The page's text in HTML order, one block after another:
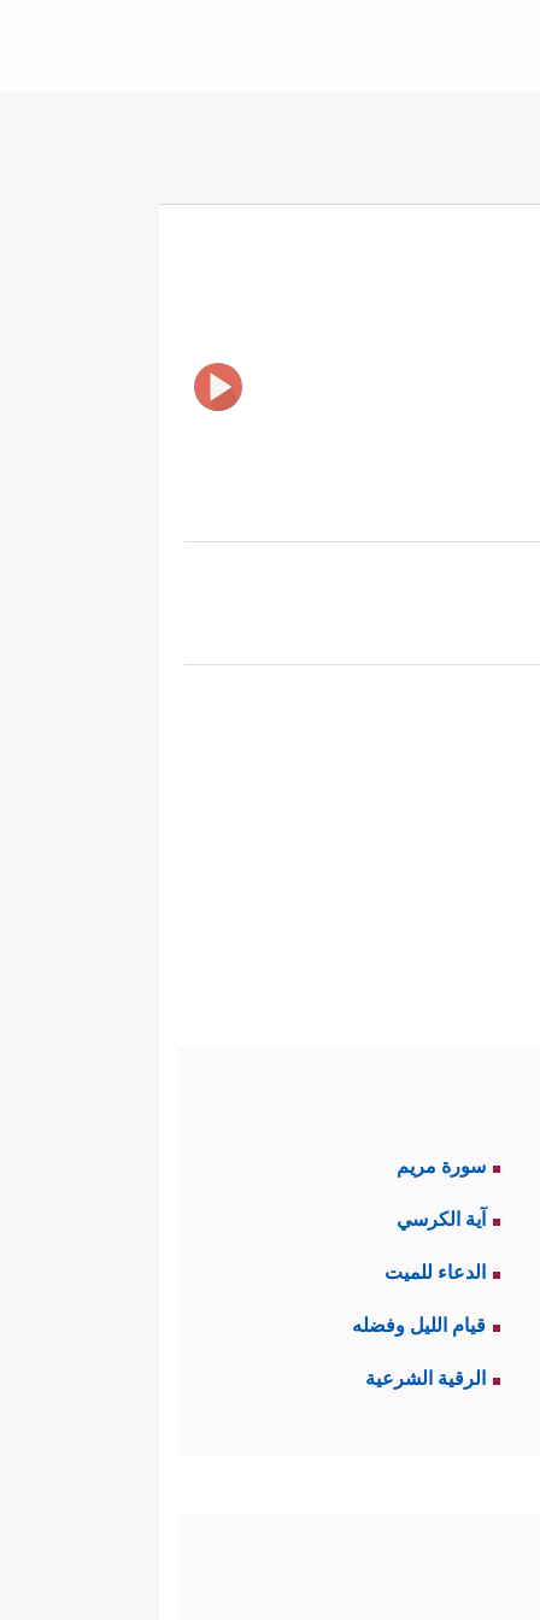
سورة مريم
آية الكرسي
الدعاء للميت
قيام الليل وفضله
الرقية الشرعية